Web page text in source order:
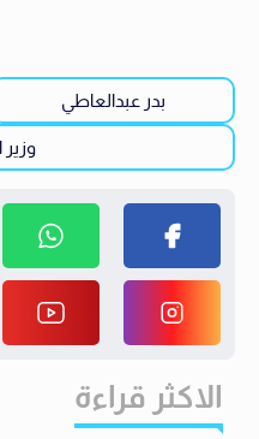
بدر عبدالعاطي
وزير
الاكثر قراءة